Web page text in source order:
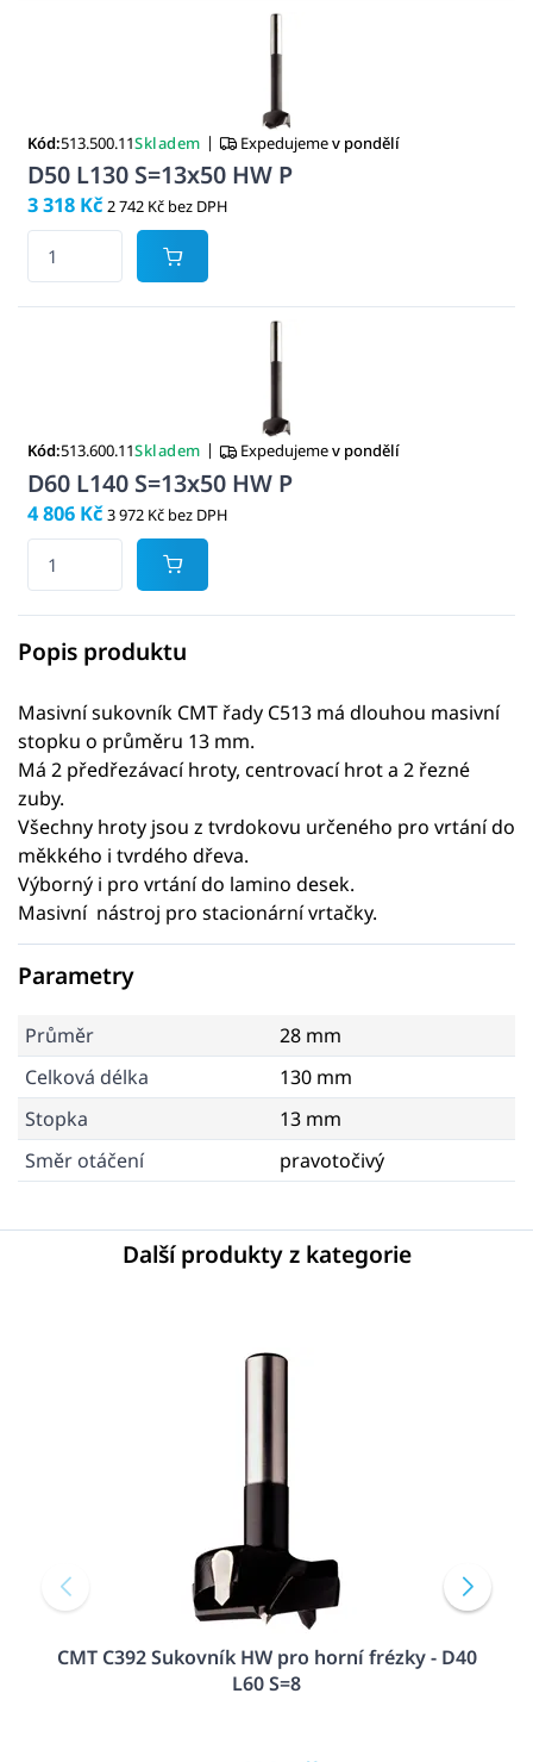
Kód:513.500.11Skladem | Expedujemev pondělí
D50 L130 S=13x50 HW P
3 318 Kč 2 742 Kč bez DPH
Kód:513.600.11Skladem | Expedujemev pondělí
D60 L140 S=13x50 HW P
4 806 Kč 3 972 Kč bez DPH
Popis produktu
Masivní sukovník CMT řady C513 má dlouhou masivní
stopku o průměru 13 mm.
Má 2 předřezávací hroty, centrovací hrot a 2 řezné
zuby.
Všechny hroty jsou z tvrdokovu určeného pro vrtání do
měkkého i tvrdého dřeva.
Výborný i pro vrtání do lamino desek.
Masivní nástroj pro stacionární vrtačky.
Parametry
Průměr
28 mm
Celková délka
130 mm
Stopka
13 mm
Směr otáčení
pravotočivý
Další produkty z kategorie
CMT C392 Sukovník HW pro horní frézky - D40
L60 S=8